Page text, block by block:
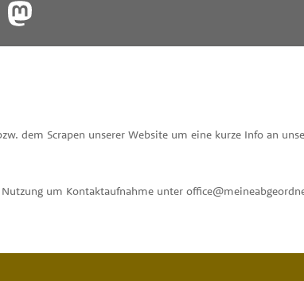
dem Scrapen unserer Website um eine kurze Info an
um Kontaktaufnahme unter